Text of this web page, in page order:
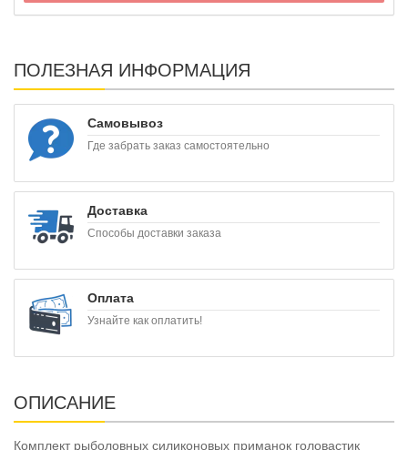
ПОЛЕЗНАЯ ИНФОРМАЦИЯ
Самовывоз
Где забрать заказ самостоятельно
Доставка
Способы доставки заказа
Оплата
Узнайте как оплатить!
ОПИСАНИЕ
Комплект рыболовных силиконовых приманок головастик